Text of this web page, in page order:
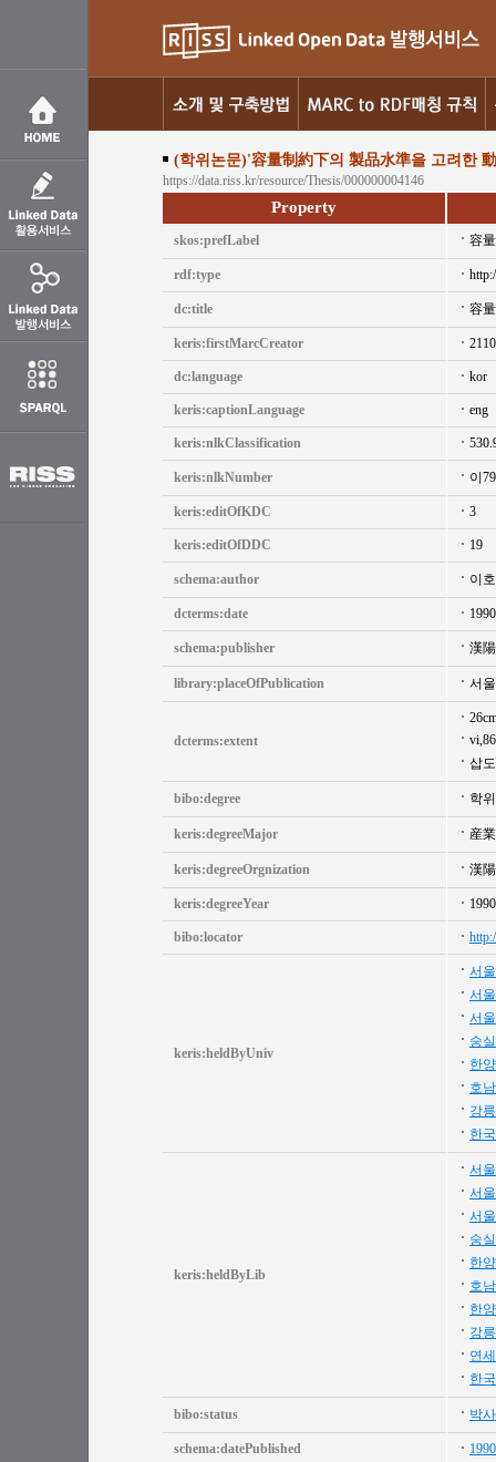
(학위논문)'容量制約下의 製品水準을 고려한
https://data.riss.kr/resource/Thesis/000000004146
Property
skos:prefLabel 容
rdf:type
dc:title 容
keris:firstMarcCreator
dc:language kor
keris:captionLanguage eng
keris:nlkClassification
keris:nlkNumber 이
keris:editOfKDC 3
keris:editOfDDC 19
schema:author 이
dcterms:date 1990
schema:publisher 漢
library:placeOfPublication 서울
dcterms:extent
삽도
bibo:degree 학
keris:degreeMajor 産
keris:degreeOrgnization 漢
keris:degreeYear 1990
bibo:locator
keris:heldByUniv
서
서
서
숭
한
호
강
한
keris:heldByLib
서
서
서
숭
한
호
한
강
연
한
bibo:status 박사
schema:datePublished 1990